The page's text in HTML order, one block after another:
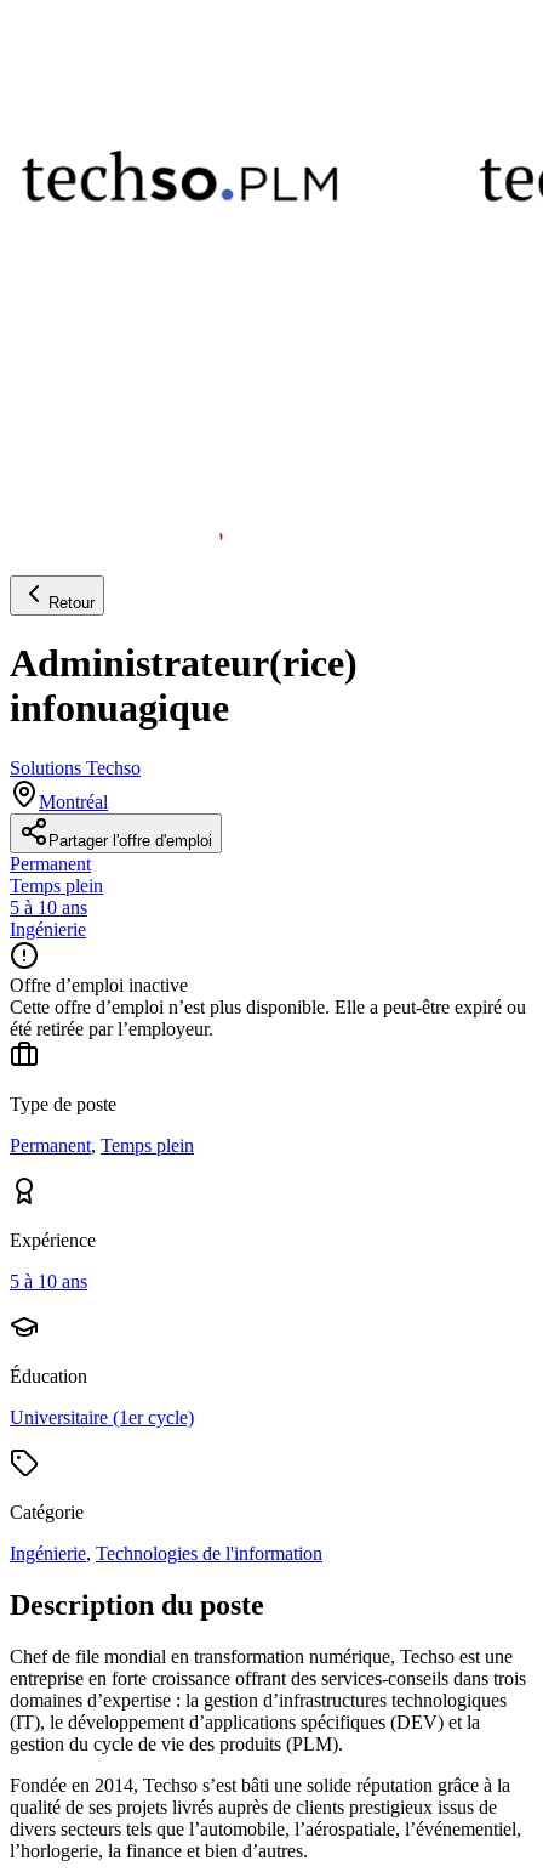
Retour
Administrateur(rice)
infonuagique
Solutions Techso
Montréal
Partager l'offre d'emploi
Permanent
Temps plein
5 à 10 ans
Ingénierie
Offre d’emploi inactive
Cette offre d’emploi n’est plus disponible. Elle a peut-être expiré ou
été retirée par l’employeur.
Type de poste
Permanent, Temps plein
Expérience
5 à 10 ans
Éducation
Universitaire (1er cycle)
Catégorie
Ingénierie, Technologies de l'information
Description du poste
Chef de file mondial en transformation numérique, Techso est une
entreprise en forte croissance offrant des services-conseils dans trois
domaines d’expertise : la gestion d’infrastructures technologiques
(IT), le développement d’applications spécifiques (DEV) et la
gestion du cycle de vie des produits (PLM).
Fondée en 2014, Techso s’est bâti une solide réputation grâce à la
qualité de ses projets livrés auprès de clients prestigieux issus de
divers secteurs tels que l’automobile, l’aérospatiale, l’événementiel,
l’horlogerie, la finance et bien d’autres.